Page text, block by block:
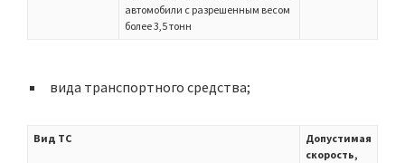
автомобили с разрешенным весом
более 3,5 тонн
вида транспортного средства;
Вид ТС
Допустимая
скорость,